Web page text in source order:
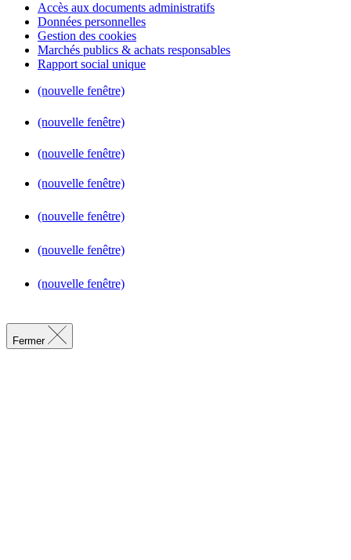
Accès aux documents administratifs
Données personnelles
Gestion des cookies
Marchés publics & achats responsables
Rapport social unique
(nouvelle fenêtre)
(nouvelle fenêtre)
(nouvelle fenêtre)
(nouvelle fenêtre)
(nouvelle fenêtre)
(nouvelle fenêtre)
(nouvelle fenêtre)
Fermer